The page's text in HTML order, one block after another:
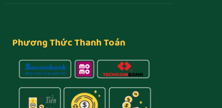
Phương Thức Thanh Toán